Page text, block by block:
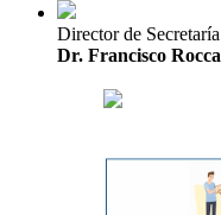
Director de Secretaría
Dr. Francisco Rocca